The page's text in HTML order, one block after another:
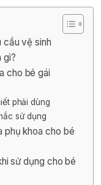
cầu vệ sinh
gì?
cho bé gái
phải dùng
sử dụng
phụ khoa cho bé
sử dụng cho bé